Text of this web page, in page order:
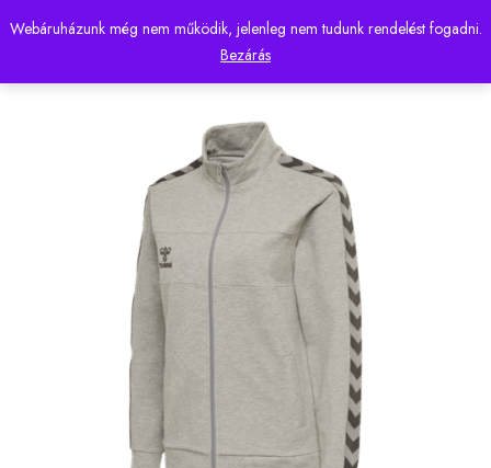
Webáruházunk még nem működik, jelenleg nem tudunk rendelést fogadni.
Bezárás